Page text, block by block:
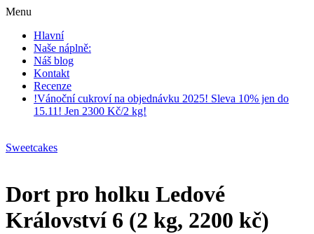
Menu
Hlavní
Naše náplně:
Náš blog
Kontakt
Recenze
!Vánoční cukroví na objednávku 2025! Sleva 10% jen do
15.11! Jen 2300 Kč/2 kg!
Sweetcakes
Dort pro holku Ledové
Království 6 (2 kg, 2200 kč)